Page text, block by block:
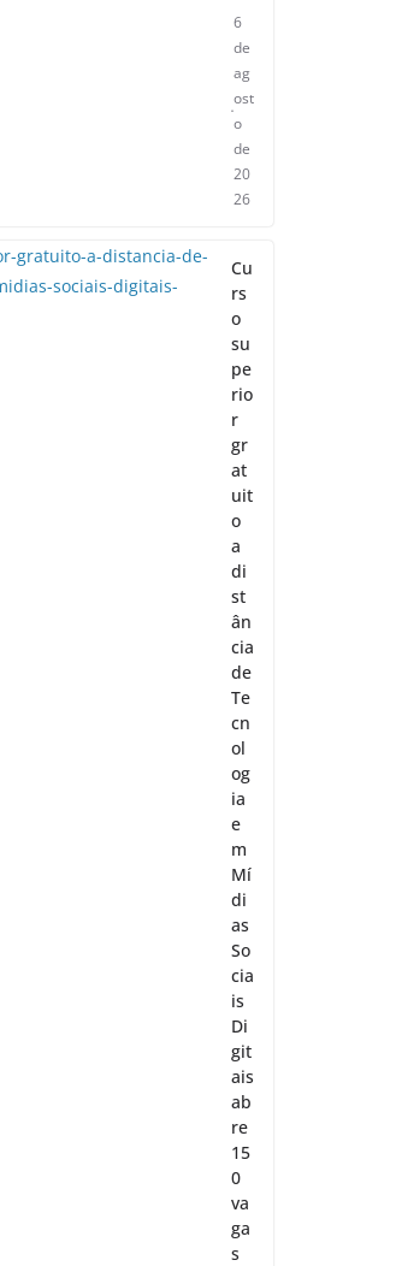
6
de
ag
ost
o
de
20
26
Cu
rs
o
su
pe
rio
r
gr
at
uit
o
a
di
st
ân
cia
de
Te
cn
ol
og
ia
e
m
Mí
di
as
So
cia
is
Di
git
ais
ab
re
15
0
va
ga
s